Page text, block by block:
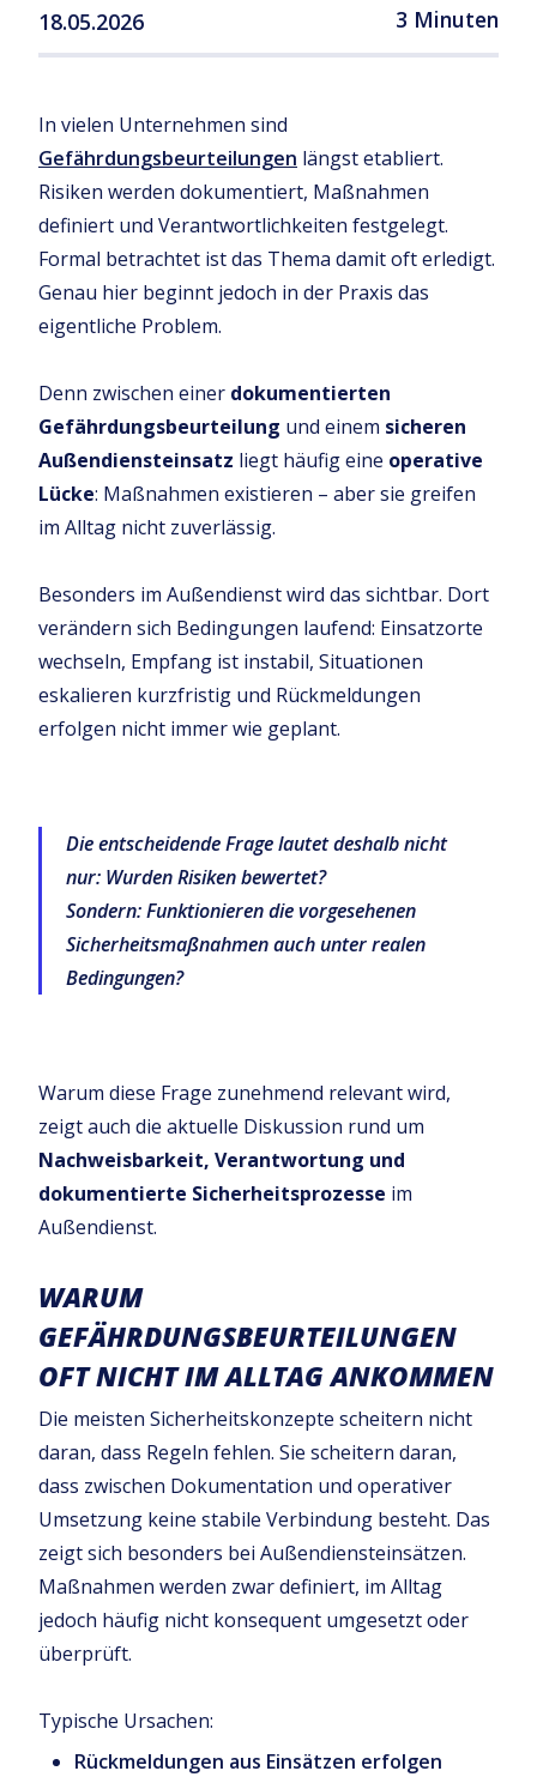
18.05.2026 3 Minuten
In vielen Unternehmen sind
Gefährdungsbeurteilungen längst etabliert.
Risiken werden dokumentiert, Maßnahmen
definiert und Verantwortlichkeiten festgelegt.
Formal betrachtet ist das Thema damit oft erledigt.
Genau hier beginnt jedoch in der Praxis das
eigentliche Problem.
Denn zwischen einer dokumentierten
Gefährdungsbeurteilung und einem sicheren
Außendiensteinsatz liegt häufig eine operative
Lücke: Maßnahmen existieren – aber sie greifen
im Alltag nicht zuverlässig.
Besonders im Außendienst wird das sichtbar. Dort
verändern sich Bedingungen laufend: Einsatzorte
wechseln, Empfang ist instabil, Situationen
eskalieren kurzfristig und Rückmeldungen
erfolgen nicht immer wie geplant.
Die entscheidende Frage lautet deshalb nicht
nur: Wurden Risiken bewertet?
Sondern: Funktionieren die vorgesehenen
Sicherheitsmaßnahmen auch unter realen
Bedingungen?
Warum diese Frage zunehmend relevant wird,
zeigt auch die aktuelle Diskussion rund um
Nachweisbarkeit, Verantwortung und
dokumentierte Sicherheitsprozesse im
Außendienst.
WARUM
GEFÄHRDUNGSBEURTEILUNGEN
OFT NICHT IM ALLTAG ANKOMMEN
Die meisten Sicherheitskonzepte scheitern nicht
daran, dass Regeln fehlen. Sie scheitern daran,
dass zwischen Dokumentation und operativer
Umsetzung keine stabile Verbindung besteht. Das
zeigt sich besonders bei Außendiensteinsätzen.
Maßnahmen werden zwar definiert, im Alltag
jedoch häufig nicht konsequent umgesetzt oder
überprüft.
Typische Ursachen:
Rückmeldungen aus Einsätzen erfolgen